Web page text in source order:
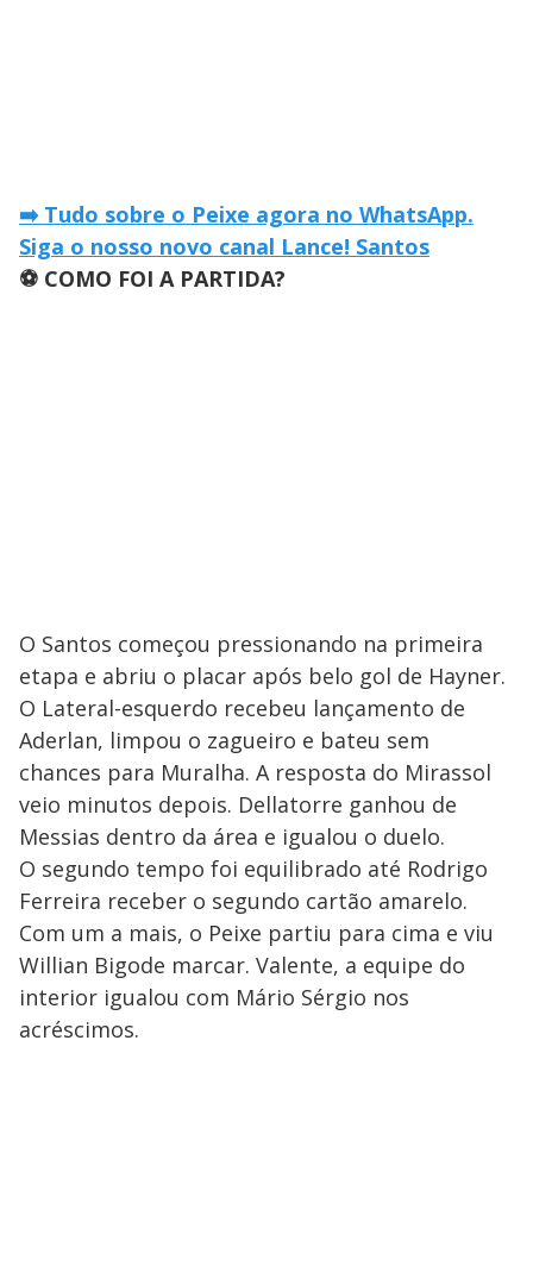
➡️ Tudo sobre o Peixe agora no WhatsApp.
Siga o nosso novo canal Lance! Santos
⚽ COMO FOI A PARTIDA?
O Santos começou pressionando na primeira
etapa e abriu o placar após belo gol de Hayner.
O Lateral-esquerdo recebeu lançamento de
Aderlan, limpou o zagueiro e bateu sem
chances para Muralha. A resposta do Mirassol
veio minutos depois. Dellatorre ganhou de
Messias dentro da área e igualou o duelo.
O segundo tempo foi equilibrado até Rodrigo
Ferreira receber o segundo cartão amarelo.
Com um a mais, o Peixe partiu para cima e viu
Willian Bigode marcar. Valente, a equipe do
interior igualou com Mário Sérgio nos
acréscimos.